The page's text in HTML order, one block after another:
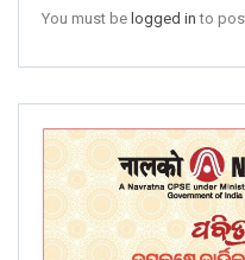
You must be logged in to